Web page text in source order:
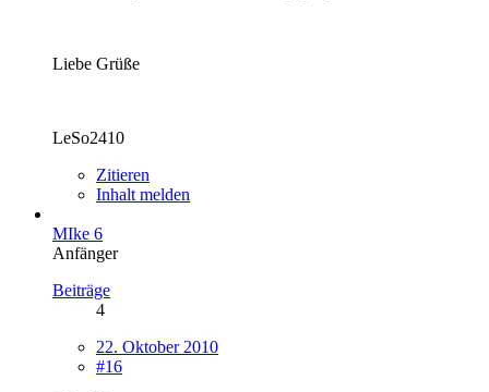
Liebe Grüße
LeSo2410
Zitieren
Inhalt melden
MIke 6
Anfänger
Beiträge
4
22. Oktober 2010
#16